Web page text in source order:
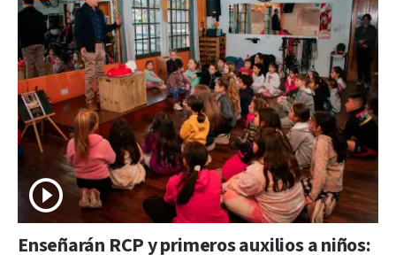
Enseñarán RCP y primeros auxilios a niños: